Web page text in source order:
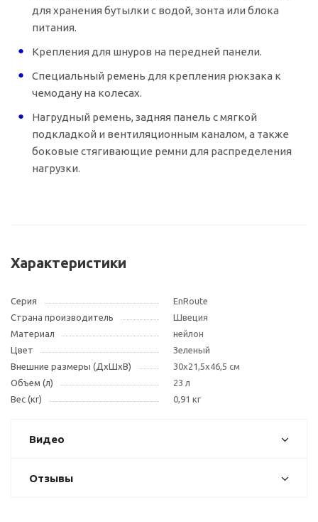
для хранения бутылки с водой, зонта или блока
питания.
Крепления для шнуров на передней панели.
Специальный ремень для крепления рюкзака к
чемодану на колесах.
Нагрудный ремень, задняя панель с мягкой
подкладкой и вентиляционным каналом, а также
боковые стягивающие ремни для распределения
нагрузки.
Характеристики
Серия
EnRoute
Страна производитель
Швеция
Материал
нейлон
Цвет
Зеленый
Внешние размеры (ДxШxВ)
30x21,5x46,5 см
Объем (л)
23 л
Вес (кг)
0,91 кг
Видео
Отзывы